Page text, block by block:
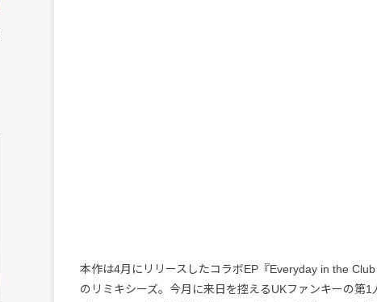
本作は4月にリリースしたコラボEP『Everyday in the Club
のリミキシーズ。今月に来日を控えるUKファンキーの第